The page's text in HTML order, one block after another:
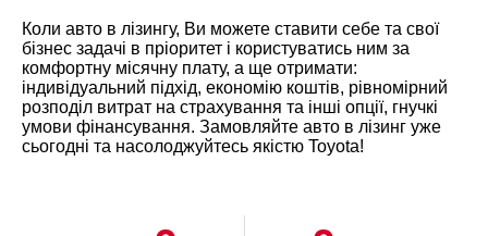
Коли авто в лізингу, Ви можете ставити себе та свої
бізнес задачі в пріоритет і користуватись ним за
комфортну місячну плату, а ще отримати:
індивідуальний підхід, економію коштів, рівномірний
розподіл витрат на страхування та інші опції, гнучкі
умови фінансування. Замовляйте авто в лізинг уже
сьогодні та насолоджуйтесь якістю Toyota!